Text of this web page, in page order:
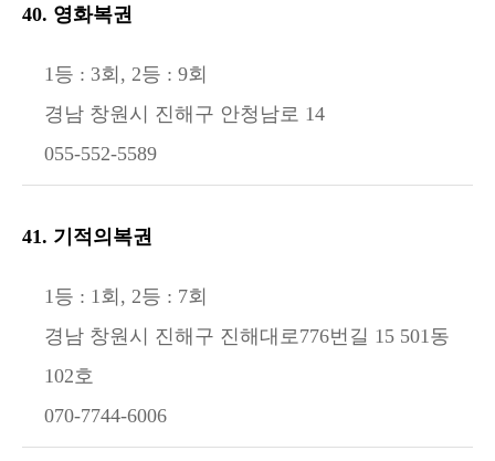
40. 영화복권
1등 : 3회, 2등 : 9회
경남 창원시 진해구 안청남로 14
055-552-5589
41. 기적의복권
1등 : 1회, 2등 : 7회
경남 창원시 진해구 진해대로776번길 15 501동
102호
070-7744-6006